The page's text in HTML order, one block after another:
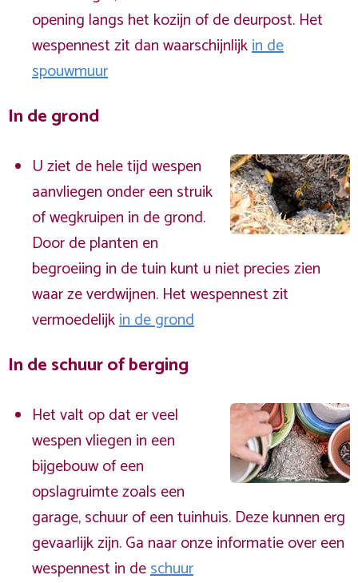
opening langs het kozijn of de deurpost. Het
wespennest zit dan waarschijnlijkin de
spouwmuur
In de grond
U ziet de hele tijd wespen
aanvliegen onder een struik
of wegkruipen in de grond.
Door de planten en
begroeiing in de tuin kunt u niet precies zien
waar ze verdwijnen. Het wespennest zit
vermoedelijkin de grond
In de schuur of berging
Het valt op dat er veel
wespen vliegen in een
bijgebouw of een
opslagruimte zoals een
garage, schuur of een tuinhuis. Deze kunnen erg
gevaarlijk zijn. Ga naar onze informatie over een
wespennest in deschuur